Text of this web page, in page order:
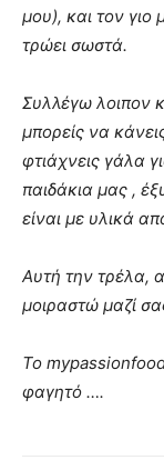
μου), και τον
τρώει σωστά.
Συλλέγω λοιπον
μπορείς να
φτιάχνεις γάλα
παιδάκια μας ,
είναι με υλικά
Αυτή την τρέλα,
μοιραστώ μαζί
Το
φαγητό ….